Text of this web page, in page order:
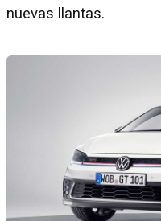
nuevas llantas.